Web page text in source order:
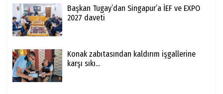
Başkan Tugay’dan Singapur’a İEF ve EXPO
2027 daveti
Konak zabıtasından kaldırım işgallerine
karşı sıkı...